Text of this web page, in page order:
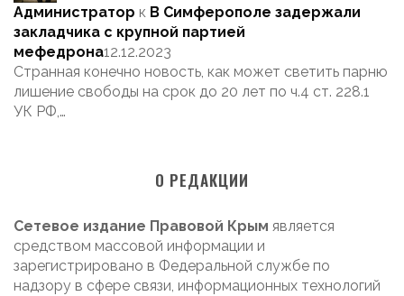
Администратор к В Симферополе задержали
закладчика с крупной партией
мефедрона12.12.2023
Странная конечно новость, как может светить парню
лишение свободы на срок до 20 лет по ч.4 ст. 228.1
УК РФ,…
О РЕДАКЦИИ
Сетевое издание Правовой Крым является
средством массовой информации и
зарегистрировано в Федеральной службе по
надзору в сфере связи, информационных технологий